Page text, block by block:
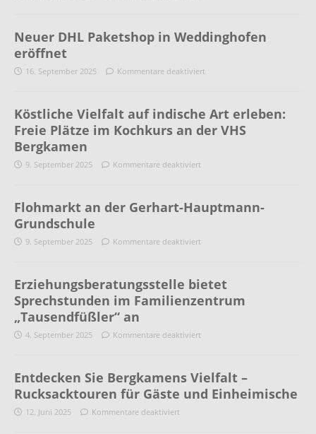
Neuer DHL Paketshop in Weddinghofen
eröffnet
16. September 2025 Kommentare deaktiviert
Köstliche Vielfalt auf indische Art erleben:
Freie Plätze im Kochkurs an der VHS
Bergkamen
9. September 2025 Kommentare deaktiviert
Flohmarkt an der Gerhart-Hauptmann-
Grundschule
9. September 2025 Kommentare deaktiviert
Erziehungsberatungsstelle bietet
Sprechstunden im Familienzentrum
„Tausendfüßler“ an
4. September 2025 Kommentare deaktiviert
Entdecken Sie Bergkamens Vielfalt –
Rucksacktouren für Gäste und Einheimische
12. Juni 2025 Kommentare deaktiviert